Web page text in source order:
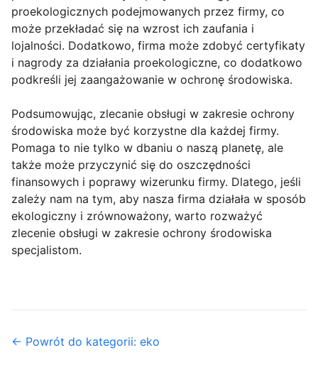
proekologicznych podejmowanych przez firmy, co
może przekładać się na wzrost ich zaufania i
lojalności. Dodatkowo, firma może zdobyć certyfikaty
i nagrody za działania proekologiczne, co dodatkowo
podkreśli jej zaangażowanie w ochronę środowiska.
Podsumowując, zlecanie obsługi w zakresie ochrony
środowiska może być korzystne dla każdej firmy.
Pomaga to nie tylko w dbaniu o naszą planetę, ale
także może przyczynić się do oszczędności
finansowych i poprawy wizerunku firmy. Dlatego, jeśli
zależy nam na tym, aby nasza firma działała w sposób
ekologiczny i zrównoważony, warto rozważyć
zlecenie obsługi w zakresie ochrony środowiska
specjalistom.
← Powrót do kategorii: eko